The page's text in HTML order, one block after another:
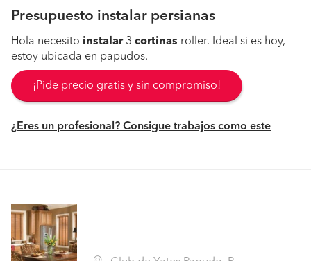
Presupuesto instalar persianas
Hola necesito instalar3 cortinas roller. Ideal si es hoy,
estoy ubicada en papudos.
¡Pide precio gratis y sin compromiso!
¿Eres un profesional? Consigue trabajos como este